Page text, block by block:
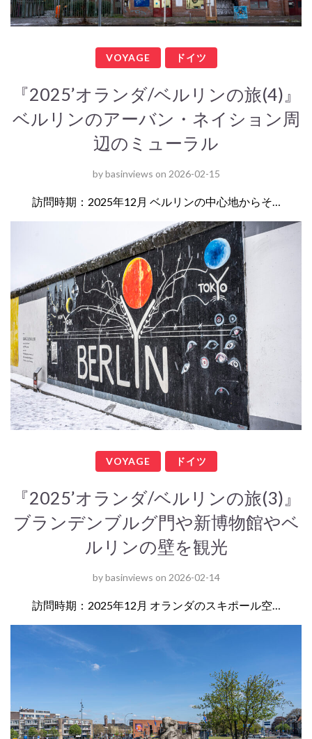
VOYAGE ドイツ
『2025’オランダ/ベルリンの旅(4)』
ベルリンのアーバン・ネイション周
辺のミューラル
bybasinviews on 2026-02-15
訪問時期：2025年12月 ベルリンの中心地からそ…
VOYAGE ドイツ
『2025’オランダ/ベルリンの旅(3)』
ブランデンブルグ門や新博物館やベ
ルリンの壁を観光
bybasinviews on 2026-02-14
訪問時期：2025年12月 オランダのスキポール空…